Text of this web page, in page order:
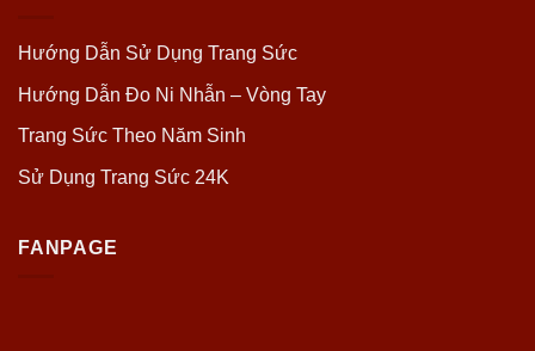
Hướng Dẫn Sử Dụng Trang Sức
Hướng Dẫn Đo Ni Nhẫn – Vòng Tay
Trang Sức Theo Năm Sinh
Sử Dụng Trang Sức 24K
FANPAGE